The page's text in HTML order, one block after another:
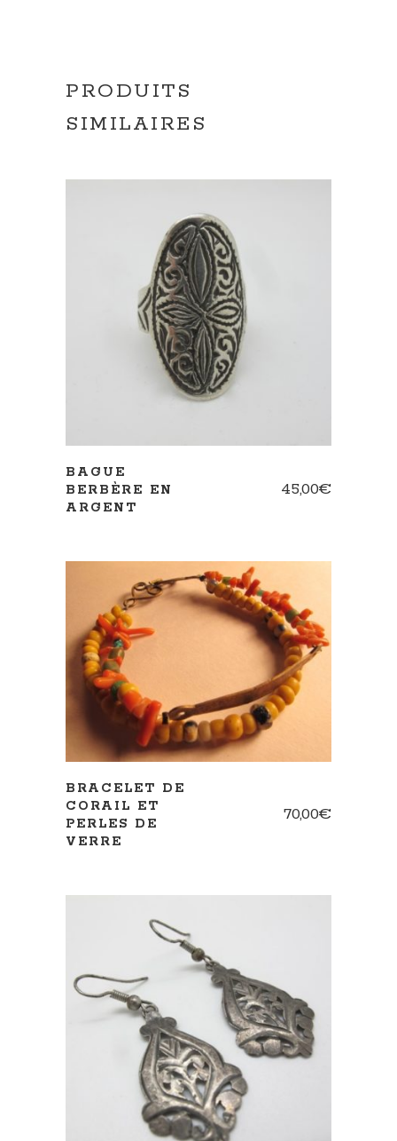
PRODUITS
SIMILAIRES
AJOUTER AU PANIER
BAGUE
BERBÈRE EN
ARGENT
45,00€
BRACELET DE
CORAIL ET
PERLES DE
VERRE
70,00€
AJOUTER AU PANIER